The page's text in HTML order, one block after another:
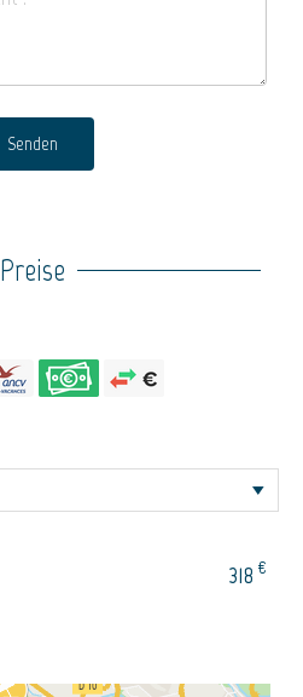
Senden
Preise
318 €